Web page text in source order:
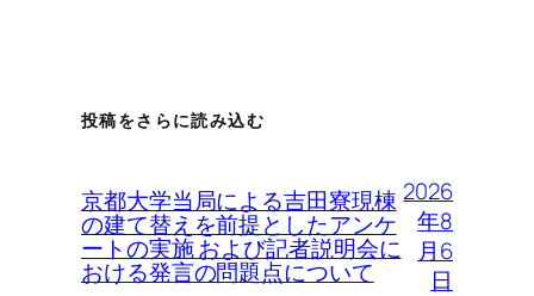
投稿をさらに読み込む
京都大学当局による吉田寮現棟
の建て替えを前提としたアンケ
ートの実施 および記者説明会に
おける発言の問題点について
2026
年8
月6
日